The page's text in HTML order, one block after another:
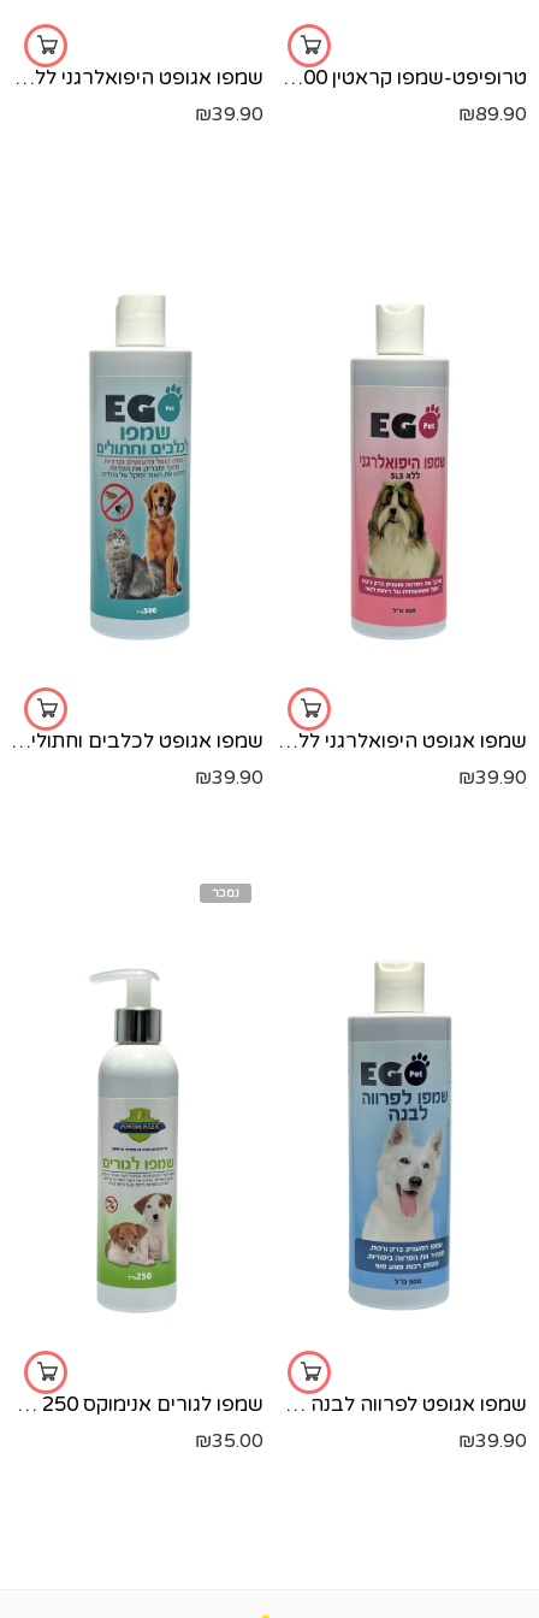
טרופיפט-שמפו קראטין 500 מל
₪89.90
שמפו אגופט היפואלרגני ללא SLS - פקינז - 500 מ"ל
₪39.90
שמפו אגופט היפואלרגני ללא SLS - שיצו - 500 מ"ל
₪39.90
שמפו אגופט לכלבים וחתולים קוטל פרעושים וקרציות - 500 מ"ל
₪39.90
שמפו אגופט לפרווה לבנה 500 מ"ל
₪39.90
נמכר
שמפו לגורים אנימוקס 250 מ?ל
₪35.00